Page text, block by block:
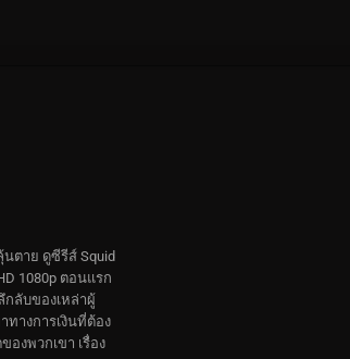
ตาย ดูซีรีส์ Squid
1080p ตอนแรก
กลับของเหล่าผู้
างการเงินที่ต้อง
องพวกเขา เรื่อง